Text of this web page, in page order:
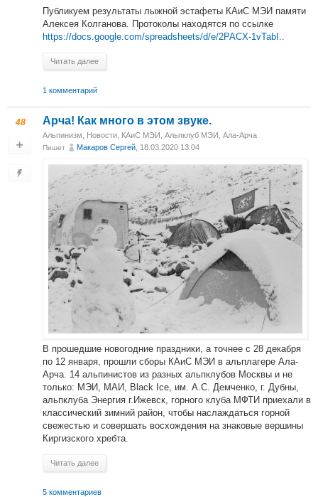
Публикуем результаты лыжной эстафеты КАиС МЭИ памяти
Алексея Колганова. Протоколы находятся по ссылке
https://docs.google.com/spreadsheets/d/e/2PACX-1vTabI..
Читать далее
1 комментарий
48 Арча! Как много в этом звуке.
Альпинизм Новости КАиС МЭИ Альпклуб МЭИ Ала-Арча
Пишет Макаров Сергей , 18.03.2020 13:04
В прошедшие новогодние праздники, а точнее с 28 декабря
по 12 января, прошли сборы КАиС МЭИ в альплагере Ала-
Арча. 14 альпинистов из разных альпклубов Москвы и не
только: МЭИ, МАИ, Black Ice, им. А.С. Демченко, г. Дубны,
альпклуба Энергия г.Ижевск, горного клуба МФТИ приехали в
классический зимний район, чтобы наслаждаться горной
свежестью и совершать восхождения на знаковые вершины
Киргизского хребта.
Читать далее
5 комментариев